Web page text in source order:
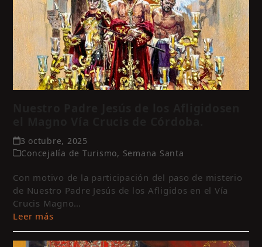
3 octubre, 2025
Concejalía de Turismo, Semana Santa
Con motivo de la participación del paso de misterio
de Nuestro Padre Jesús de los Afligidos en el Vía
Crucis Magno…
Leer más